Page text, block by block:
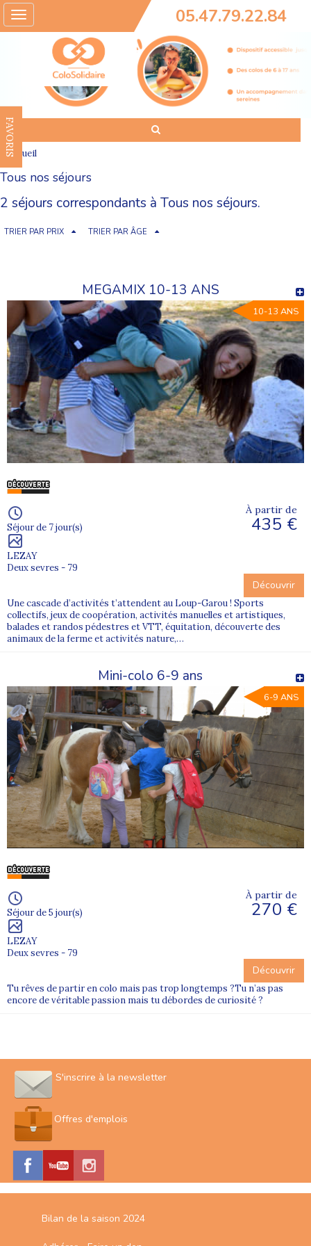
Toggle
navigation
05.47.79.22.84
FAVORIS
Accueil
Tous nos séjours
2 séjours correspondants à Tous nos séjours.
TRIER PAR PRIX TRIER PAR ÂGE
MEGAMIX 10-13 ANS
10-13 ANS
Séjour de 7 jour(s)
LEZAY
Deux sevres - 79
À partir de
435 €
Découvrir
Une cascade d’activités t’attendent au Loup-Garou ! Sports
collectifs, jeux de coopération, activités manuelles et artistiques,
balades et randos pédestres et VTT, équitation, découverte des
animaux de la ferme et activités nature,…
Mini-colo 6-9 ans
6-9 ANS
Séjour de 5 jour(s)
LEZAY
Deux sevres - 79
À partir de
270 €
Découvrir
Tu rêves de partir en colo mais pas trop longtemps ?Tu n’as pas
encore de véritable passion mais tu débordes de curiosité ?
S'inscrire à la newsletter
Offres d'emplois
Bilan de la saison 2024